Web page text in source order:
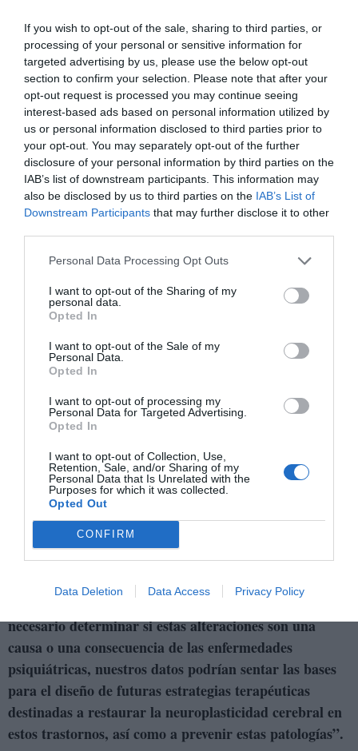
If you wish to opt-out of the sale, sharing to third parties, or
processing of your personal or sensitive information for
targeted advertising by us, please use the below opt-out
section to confirm your selection. Please note that after your
opt-out request is processed you may continue seeing
interest-based ads based on personal information utilized by
us or personal information disclosed to third parties prior to
your opt-out. You may separately opt-out of the further
disclosure of your personal information by third parties on the
IAB’s list of downstream participants. This information may
also be disclosed by us to third parties on the IAB’s List of
Downstream Participants that may further disclose it to other
Personal Data Processing Opt Outs
I want to opt-out of the Sharing of my
personal data.
Opted In
I want to opt-out of the Sale of my
Personal Data.
Opted In
I want to opt-out of processing my
Personal Data for Targeted Advertising.
Opted In
I want to opt-out of Collection, Use,
Retention, Sale, and/or Sharing of my
Personal Data that Is Unrelated with the
Purposes for which it was collected.
Opted Out
CONFIRM
Data Deletion Data Access Privacy Policy
embargo, se observa un claro efecto dosis-respuesta, de
modo que, a mayor consumo, mayor es el grado de
alteración. Por último, en relación a las drogas,“su
consumo acentúa aún más las alteraciones en
neurogénesis que presentan los pacientes con
enfermedades psiquiátricas”, añade la investigadora.
Otro de los resultados significativos del estudio es la
relación entre el estado de los vasos sanguíneos del
hipocampo y la capacidad de generar nuevas neuronas. La
severidad y duración de la enfermedad psiquiátrica
correlacionan con alteraciones vasculares en esta región,
lo que apunta a la importancia del nicho neurogénico (el
microambiente especializado donde nacen las neuronas)
en la plasticidad cerebral y en la vulnerabilidad del
cerebro humano frente a estas patologías. Los datos
sugieren que, cuanto mayor es la duración de estas
enfermedades, el nicho neurogénico sufre un daño
progresivo (o acumulativo), lo cual repercute de manera
aún más negativa en el proceso de neurogénesis.
Futuras terapias para tratar trastornos
psiquiátricos
“Este marco integrador, que combina aspectos clínicos,
factores demográficos y sociales, nos permite avanzar
hacia una comprensión más profunda de la regulación
multifactorial del proceso de neurogénesis adulta en seres
humanos”, señala Llorens-Martín.
“Aunque aún es
necesario determinar si estas alteraciones son una
causa o una consecuencia de las enfermedades
psiquiátricas, nuestros datos podrían sentar las bases
para el diseño de futuras estrategias terapéuticas
destinadas a restaurar la neuroplasticidad cerebral en
estos trastornos, así como a prevenir estas patologías”.